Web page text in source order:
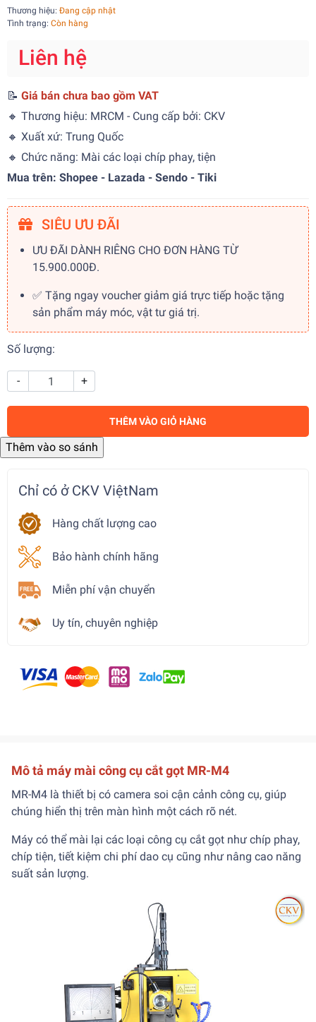
Thương hiệu: Đang cập nhật
Tình trạng: Còn hàng
Liên hệ
📝 Giá bán chưa bao gồm VAT
🔸 Thương hiệu: MRCM - Cung cấp bởi: CKV
🔸 Xuất xứ: Trung Quốc
🔸 Chức năng: Mài các loại chíp phay, tiện
Mua trên: Shopee - Lazada - Sendo - Tiki
SIÊU ƯU ĐÃI
ƯU ĐÃI DÀNH RIÊNG CHO ĐƠN HÀNG TỪ
15.900.000Đ.
✅ Tặng ngay voucher giảm giá trực tiếp hoặc tặng
sản phẩm máy móc, vật tư giá trị.
Số lượng:
- +
THÊM VÀO GIỎ HÀNG
Chỉ có ở CKV ViệtNam
Hàng chất lượng cao
Bảo hành chính hãng
Miễn phí vận chuyển
Uy tín, chuyên nghiệp
Mô tả máy mài công cụ cắt gọt MR-M4
MR-M4 là thiết bị có camera soi cận cảnh công cụ, giúp
chúng hiển thị trên màn hình một cách rõ nét.
Máy có thể mài lại các loại công cụ cắt gọt như chíp phay,
chíp tiện, tiết kiệm chi phí dao cụ cũng như nâng cao năng
suất sản lượng.